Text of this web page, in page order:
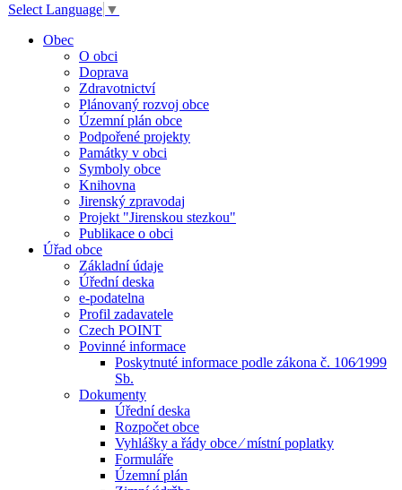
Select Language ▼
Obec
O obci
Doprava
Zdravotnictví
Plánovaný rozvoj obce
Územní plán obce
Podpořené projekty
Památky v obci
Symboly obce
Knihovna
Jirenský zpravodaj
Projekt "Jirenskou stezkou"
Publikace o obci
Úřad obce
Základní údaje
Úřední deska
e-podatelna
Profil zadavatele
Czech POINT
Povinné informace
Poskytnuté informace podle zákona č. 106⁄1999
Sb.
Dokumenty
Úřední deska
Rozpočet obce
Vyhlášky a řády obce ⁄ místní poplatky
Formuláře
Územní plán